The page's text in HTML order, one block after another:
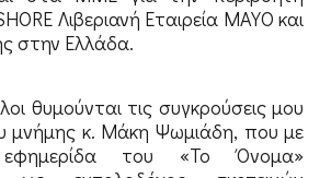
Λιβεριανή Εταιρεία MAYO και
στην Ελλάδα.
θυμούνται τις συγκρούσεις μου
μνήμης κ. Μάκη Ψωμιάδη, που με
του «Το Όνομα»